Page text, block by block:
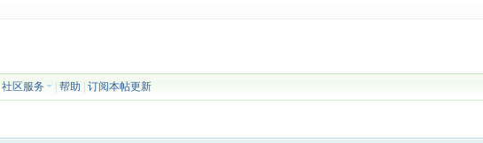
|社区服务 |帮助 |订阅本帖更新